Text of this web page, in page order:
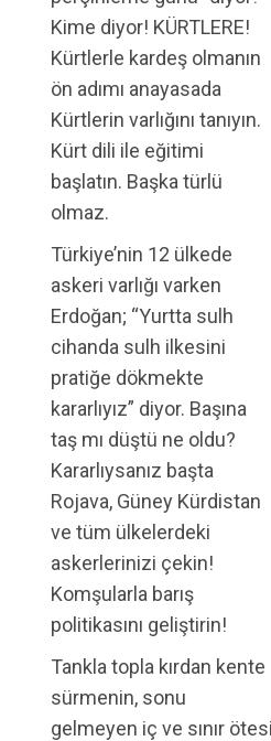
Kime diyor! KÜRTLERE!
Kürtlerle kardeş olmanın
ön adımı anayasada
Kürtlerin varlığını tanıyın.
Kürt dili ile eğitimi
başlatın. Başka türlü
olmaz.
Türkiye’nin 12 ülkede
askeri varlığı varken
Erdoğan; “Yurtta sulh
cihanda sulh ilkesini
pratiğe dökmekte
kararlıyız” diyor. Başına
taş mı düştü ne oldu?
Kararlıysanız başta
Rojava, Güney Kürdistan
ve tüm ülkelerdeki
askerlerinizi çekin!
Komşularla barış
politikasını geliştirin!
Tankla topla kırdan kente
sürmenin, sonu
gelmeyen iç ve sınır ötesi